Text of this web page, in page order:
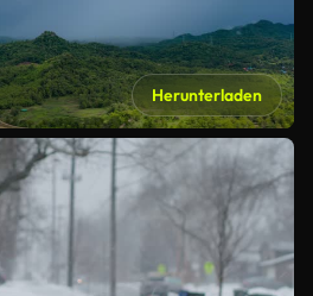
Herunterladen